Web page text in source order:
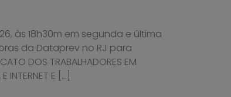
às 18h30m em segunda e última
da Dataprev no RJ para
DOS TRABALHADORES EM
INTERNET E […]